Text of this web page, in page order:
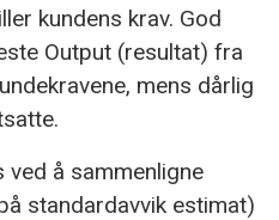
kundens krav. God
Output (resultat) fra
mens dårlig
ved å sammenligne
standardavvik estimat)